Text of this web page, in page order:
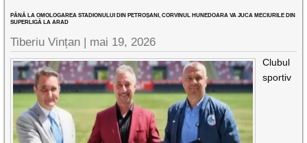
PÂNĂ LA OMOLOGAREA STADIONULUI DIN PETROȘANI, CORVINUL HUNEDOARA VA JUCA MECIURILE DIN
SUPERLIGĂ LA ARAD
Tiberiu Vințan | mai 19, 2026
Clubul
sportiv